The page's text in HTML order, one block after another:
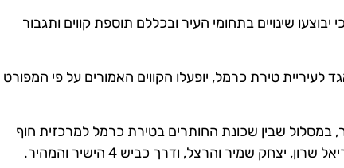
שינויים בתחומי העיר ובכללם תוספת קווים ותגבור
טירת כרמל, יופעלו הקווים האמורים על פי המפורט
לפעול קו 46 חדש ומהיר, במסלול שבין שכונת החותרים בטירת כרמל למרכזית חוף
שמיר והרצל, ודרך כביש 4 הישיר והמהיר.